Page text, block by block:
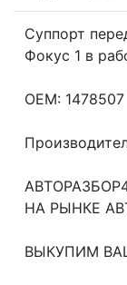
Суппорт
Фокус 1 в
OEM: 1478507
НА РЫНКЕ
ВЫКУПИМ